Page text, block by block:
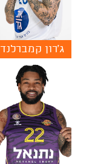
ג'רון קמברלנד